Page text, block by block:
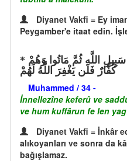
Diyanet Vakfi = Ey
Peygamber'e itaat edin.
كُفَّارٌ فَلَن يَغْفِرَ اللَّهُ لَهُمْ
Muhammed / 34 -
İnnellezîne keferû ve
ve hum kuffârun fe len
Diyanet Vakfi = İnkâr
alıkoyanları ve sonra da
bağışlamaz.